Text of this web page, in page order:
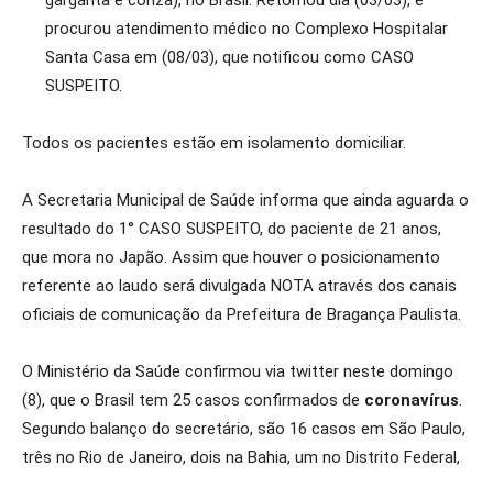
procurou atendimento médico no Complexo Hospitalar
Santa Casa em (08/03), que notificou como CASO
SUSPEITO.
Todos os pacientes estão em isolamento domiciliar.
A Secretaria Municipal de Saúde informa que ainda aguarda o
resultado do 1° CASO SUSPEITO, do paciente de 21 anos,
que mora no Japão. Assim que houver o posicionamento
referente ao laudo será divulgada NOTA através dos canais
oficiais de comunicação da Prefeitura de Bragança Paulista.
O Ministério da Saúde confirmou via twitter neste domingo
(8), que o Brasil tem 25 casos confirmados de coronavírus.
Segundo balanço do secretário, são 16 casos em São Paulo,
três no Rio de Janeiro, dois na Bahia, um no Distrito Federal,